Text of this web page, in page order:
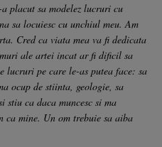
placut sa modelez lucruri cu
sa locuiesc cu unchiul meu. Am
Cred ca viata mea va fi dedicata
ale artei incat ar fi dificil sa
lucruri pe care le-as putea face: sa
ocup de stiinta, geologie, sa
stiu ca daca muncesc si ma
ca mine. Un om trebuie sa aiba